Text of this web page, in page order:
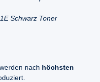
Schwarz Toner
nach höchsten